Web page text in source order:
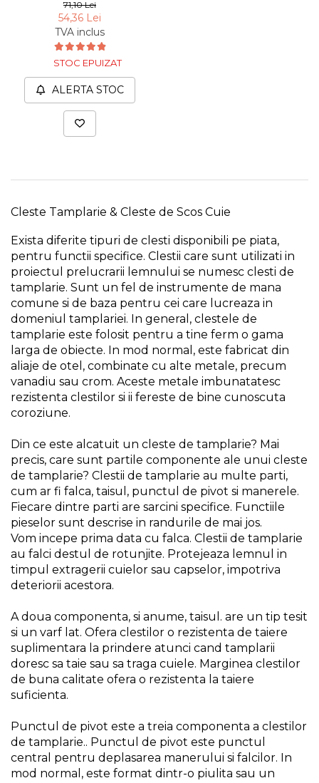
esapament
Accesorii Pentru Taiat,
Truse Scule
Baroase
Set Biti
Adaptoare Pentru Biti
Indoit Tevi
Ciocane Profesionale
Pile Metalice
Clesti
Subler
Topoare & Toporisti
Sarpe Desfundat Tevi
Nivele
Ruleta de Masurat
Amortizoare Hidraulice
Dalta si dornuri
Constructii
Scule Unelte Accesorii
Unelte de Zugravit
Roata de Masurat
Lacate & Incuietori
Scripete Manual
Banc de lucru – tamplarie
250, 250 mm
71,10 Lei
54,36 Lei
TVA inclus
STOC EPUIZAT
ALERTA STOC
Cleste Tamplarie & Cleste de Scos Cuie
Exista diferite tipuri de clesti disponibili pe piata,
pentru functii specifice. Clestii care sunt utilizati in
proiectul prelucrarii lemnului se numesc clesti de
tamplarie. Sunt un fel de instrumente de mana
comune si de baza pentru cei care lucreaza in
domeniul tamplariei. In general, clestele de
tamplarie este folosit pentru a tine ferm o gama
larga de obiecte. In mod normal, este fabricat din
aliaje de otel, combinate cu alte metale, precum
vanadiu sau crom. Aceste metale imbunatatesc
rezistenta clestilor si ii fereste de bine cunoscuta
coroziune.
Din ce este alcatuit un cleste de tamplarie? Mai
precis, care sunt partile componente ale unui cleste
de tamplarie? Clestii de tamplarie au multe parti,
cum ar fi falca, taisul, punctul de pivot si manerele.
Fiecare dintre parti are sarcini specifice. Functiile
pieselor sunt descrise in randurile de mai jos.
Vom incepe prima data cu falca. Clestii de tamplarie
au falci destul de rotunjite. Protejeaza lemnul in
timpul extragerii cuielor sau capselor, impotriva
deteriorii acestora.
A doua componenta, si anume, taisul. are un tip tesit
si un varf lat. Ofera clestilor o rezistenta de taiere
suplimentara la prindere atunci cand tamplarii
doresc sa taie sau sa traga cuiele. Marginea clestilor
de buna calitate ofera o rezistenta la taiere
suficienta.
Punctul de pivot este a treia componenta a clestilor
de tamplarie.. Punctul de pivot este punctul
central pentru deplasarea manerului si falcilor. In
mod normal, este format dintr-o piulita sau un